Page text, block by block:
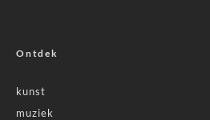
Ontdek
kunst
muziek